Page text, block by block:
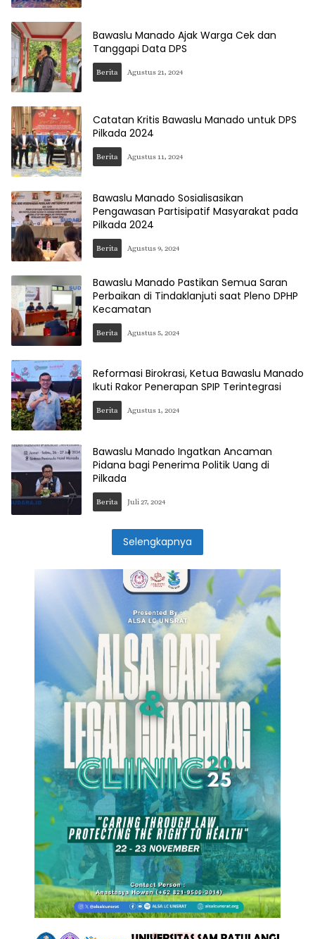
Bawaslu Manado Ajak Warga Cek dan
Tanggapi Data DPS
Berita Agustus 21, 2024
Catatan Kritis Bawaslu Manado untuk DPS
Pilkada 2024
Berita Agustus 11, 2024
Bawaslu Manado Sosialisasikan
Pengawasan Partisipatif Masyarakat pada
Pilkada 2024
Berita Agustus 9, 2024
Bawaslu Manado Pastikan Semua Saran
Perbaikan di Tindaklanjuti saat Pleno DPHP
Kecamatan
Berita Agustus 5, 2024
Reformasi Birokrasi, Ketua Bawaslu Manado
Ikuti Rakor Penerapan SPIP Terintegrasi
Berita Agustus 1, 2024
Bawaslu Manado Ingatkan Ancaman
Pidana bagi Penerima Politik Uang di
Pilkada
Berita Juli 27, 2024
Selengkapnya